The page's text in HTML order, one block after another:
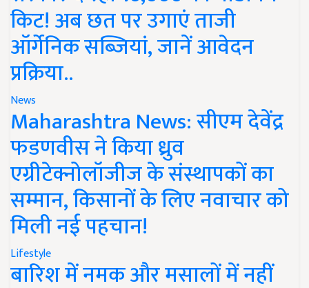
किट! अब छत पर उगाएं ताजी
ऑर्गेनिक सब्जियां, जानें आवेदन
प्रक्रिया..
News
Maharashtra News: सीएम देवेंद्र
फडणवीस ने किया ध्रुव
एग्रीटेक्नोलॉजीज के संस्थापकों का
सम्मान, किसानों के लिए नवाचार को
मिली नई पहचान!
Lifestyle
बारिश में नमक और मसालों में नहीं